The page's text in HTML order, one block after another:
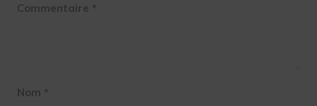
Commentaire *
Nom *